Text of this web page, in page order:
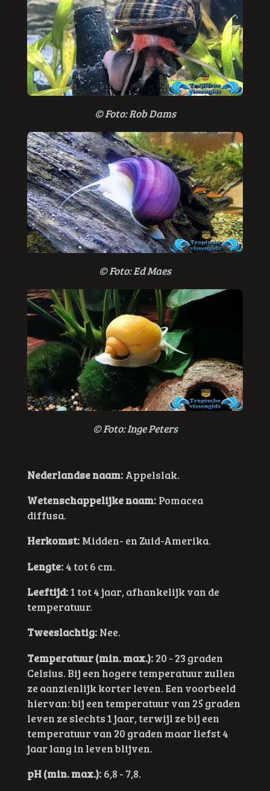
© Foto: Rob Dams
© Foto: Ed Maes
© Foto: Inge Peters
Nederlandse naam: Appelslak.
Wetenschappelijke naam:Pomacea
diffusa.
Herkomst:Midden- en Zuid-Amerika.
Lengte:4 tot 6 cm.
Leeftijd:1 tot 4 jaar, afhankelijk van de
temperatuur.
Tweeslachtig: Nee.
Temperatuur (min. max.): 20 - 23 graden
Celsius. Bij een hogere temperatuur zullen
ze aanzienlijk korter leven. Een voorbeeld
hiervan: bij een temperatuur van 25 graden
leven ze slechts 1 jaar, terwijl ze bij een
temperatuur van 20 graden maar liefst 4
jaar lang in leven blijven.
pH (min. max.): 6,8 - 7,8.